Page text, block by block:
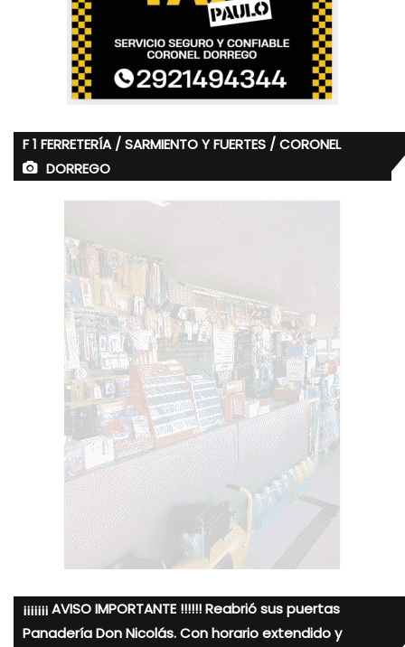
F 1 FERRETERÍA / SARMIENTO Y FUERTES / CORONEL
DORREGO
¡¡¡¡¡¡¡ AVISO IMPORTANTE !!!!!! Reabrió sus puertas
Panadería Don Nicolás. Con horario extendido y